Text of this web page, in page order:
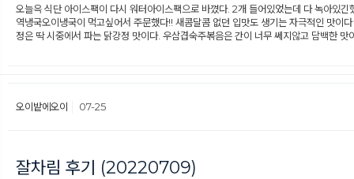
오늘윽 식단 아이스팩이 다시 워터아이스팩으로 바꼈다. 2개 들어있었는데 다 녹아있
역냉국오이냉국이 먹고싶어서 주문했다!! 새콤달콤 없던 입맛도 생기는 자극적인 맛
정은 딱 시중에서 파는 닭강정 맛이다. 우삼겹숙주볶음은 간이 너무 쎄지않고 담백한
오이밭에오이 07-25
잘차림 후기 (20220709)